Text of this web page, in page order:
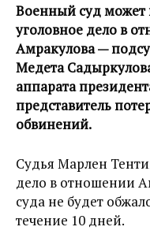
Военный суд может
уголовное дело в
Амракулова —
Медета
аппарата
представитель
обвинений.
Судья Марлен
дело в отношении
суда не будет
течение 10 дней.